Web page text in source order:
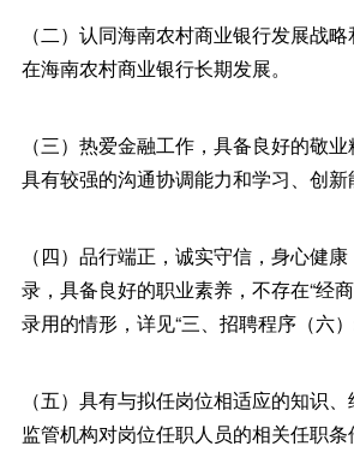
（二）认同海南农村商业银行发展战
在海南农村商业银行长期发展。
（三）热爱金融工作，具备良好的敬
具有较强的沟通协调能力和学习、创新
（四）品行端正，诚实守信，身心健
录，具备良好的职业素养，不存在“经
录用的情形，详见“三、招聘程序（六）
（五）具有与拟任岗位相适应的知识
监管机构对岗位任职人员的相关任职条